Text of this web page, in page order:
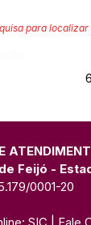
para
Feijó -
0001-20